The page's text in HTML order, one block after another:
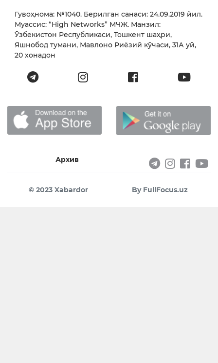
Гувоҳнома: №1040. Берилган санаси: 24.09.2019 йил.
Муассис: “High Networks” МЧЖ. Манзил:
Ўзбекистон Республикаси, Тошкент шаҳри,
Яшнобод тумани, Мавлоно Риёзий кўчаси, 31А уй,
20 хонадон
Архив
© 2023 Xabardor By FullFocus.uz